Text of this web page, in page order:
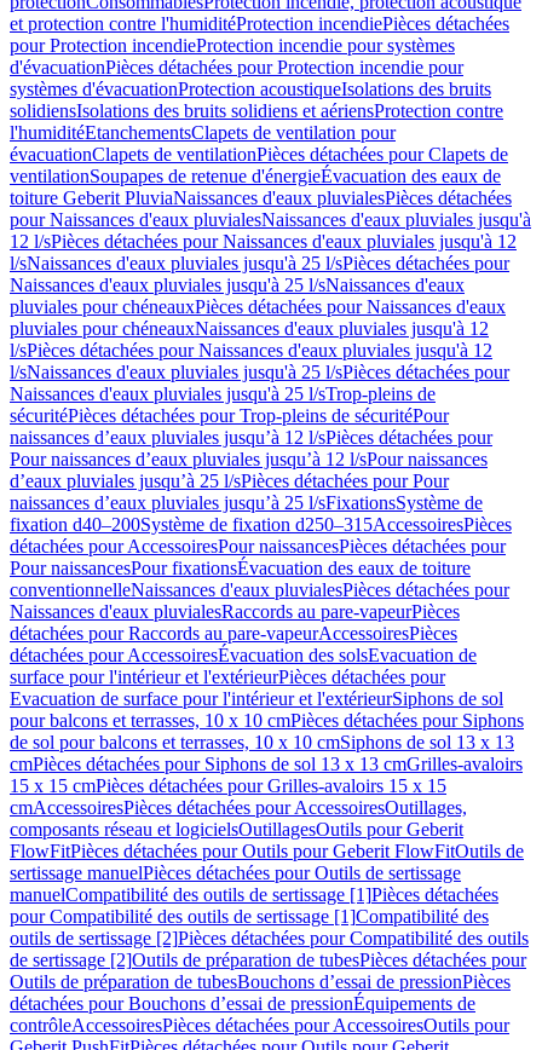
et protection contre l'humiditéProtection incendiePièces détachées
pour Protection incendieProtection incendie pour systèmes
d'évacuationPièces détachées pour Protection incendie pour
systèmes d'évacuationProtection acoustiqueIsolations des bruits
solidiensIsolations des bruits solidiens et aériensProtection contre
l'humiditéEtanchementsClapets de ventilation pour
évacuationClapets de ventilationPièces détachées pour Clapets de
ventilationSoupapes de retenue d'énergieÉvacuation des eaux de
toiture Geberit PluviaNaissances d'eaux pluvialesPièces détachées
pour Naissances d'eaux pluvialesNaissances d'eaux pluviales jusqu'à
12 l/sPièces détachées pour Naissances d'eaux pluviales jusqu'à 12
l/sNaissances d'eaux pluviales jusqu'à 25 l/sPièces détachées pour
Naissances d'eaux pluviales jusqu'à 25 l/sNaissances d'eaux
pluviales pour chéneauxPièces détachées pour Naissances d'eaux
pluviales pour chéneauxNaissances d'eaux pluviales jusqu'à 12
l/sPièces détachées pour Naissances d'eaux pluviales jusqu'à 12
l/sNaissances d'eaux pluviales jusqu'à 25 l/sPièces détachées pour
Naissances d'eaux pluviales jusqu'à 25 l/sTrop-pleins de
sécuritéPièces détachées pour Trop-pleins de sécuritéPour
naissances d’eaux pluviales jusqu’à 12 l/sPièces détachées pour
Pour naissances d’eaux pluviales jusqu’à 12 l/sPour naissances
d’eaux pluviales jusqu’à 25 l/sPièces détachées pour Pour
naissances d’eaux pluviales jusqu’à 25 l/sFixationsSystème de
fixation d40–200Système de fixation d250–315AccessoiresPièces
détachées pour AccessoiresPour naissancesPièces détachées pour
Pour naissancesPour fixationsÉvacuation des eaux de toiture
conventionnelleNaissances d'eaux pluvialesPièces détachées pour
Naissances d'eaux pluvialesRaccords au pare-vapeurPièces
détachées pour Raccords au pare-vapeurAccessoiresPièces
détachées pour AccessoiresÉvacuation des solsEvacuation de
surface pour l'intérieur et l'extérieurPièces détachées pour
Evacuation de surface pour l'intérieur et l'extérieurSiphons de sol
pour balcons et terrasses, 10 x 10 cmPièces détachées pour Siphons
de sol pour balcons et terrasses, 10 x 10 cmSiphons de sol 13 x 13
cmPièces détachées pour Siphons de sol 13 x 13 cmGrilles-avaloirs
15 x 15 cmPièces détachées pour Grilles-avaloirs 15 x 15
cmAccessoiresPièces détachées pour AccessoiresOutillages,
composants réseau et logicielsOutillagesOutils pour Geberit
FlowFitPièces détachées pour Outils pour Geberit FlowFitOutils de
sertissage manuelPièces détachées pour Outils de sertissage
manuelCompatibilité des outils de sertissage [1]Pièces détachées
pour Compatibilité des outils de sertissage [1]Compatibilité des
outils de sertissage [2]Pièces détachées pour Compatibilité des outils
de sertissage [2]Outils de préparation de tubesPièces détachées pour
Outils de préparation de tubesBouchons d’essai de pressionPièces
détachées pour Bouchons d’essai de pressionÉquipements de
contrôleAccessoiresPièces détachées pour AccessoiresOutils pour